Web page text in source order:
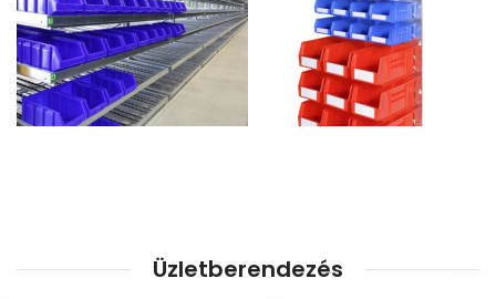
Üzletberendezés